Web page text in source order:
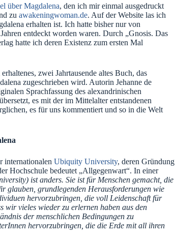
über Magdalena, den ich mir einmal ausgedruckt
zu awakeningwoman.de. Auf der Website las ich
erhalten ist. Ich hatte bisher nur von
entdeckt worden waren. Durch „Gnosis. Das
hatte ich deren Existenz zum ersten Mal
zwei Jahrtausende altes Buch, das
zugeschrieben wird. Autorin Jehanne de
Sprachfassung des alexandrinischen
es mit der im Mittelalter entstandenen
es für uns kommentiert und so in die Welt
internationalen Ubiquity University, deren Gründung
Hochschule bedeutet „Allgegenwart“. In einer
ist anders. Sie ist für Menschen gemacht, die
glauben, grundlegenden Herausforderungen wie
hervorzubringen, die voll Leidenschaft für
wir vieles wieder zu erlernen haben aus den
der menschlichen Bedingungen zu
hervorzubringen, die die Erde mit all ihren